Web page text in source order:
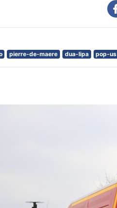
pierre-de-maere dua-lipa pop-us